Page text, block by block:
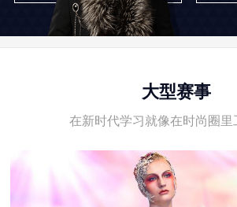
大型赛事
在新时代学习就像在时尚圈里